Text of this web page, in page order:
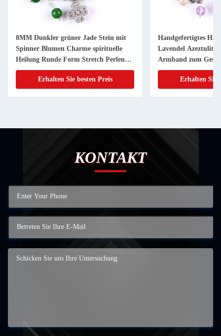
8MM Dunkler grüner Jade Stein mit
Spinner Blumen Charme spirituelle
Heilung Runde Form Stretch Perlen
Armband
Erhalten Sie besten Preis
Handgefertigtes
Lavendel Azeztulit
Armband zum
Erhalten Sie
KONTAKT